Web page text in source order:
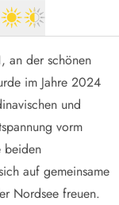
von 5
an der schönen
im Jahre 2024
und
vorm
beiden
auf gemeinsame
Nordsee freuen.